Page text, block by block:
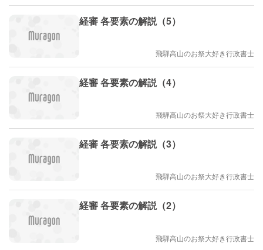
経審 各要素の解説（5）
飛騨高山のお祭大好き行政書士
経審 各要素の解説（4）
飛騨高山のお祭大好き行政書士
経審 各要素の解説（3）
飛騨高山のお祭大好き行政書士
経審 各要素の解説（2）
飛騨高山のお祭大好き行政書士